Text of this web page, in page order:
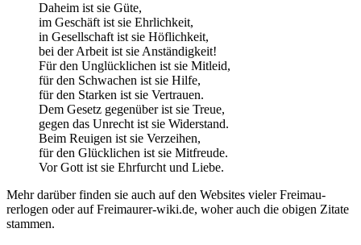
Daheim ist sie Güte,
im Geschäft ist sie Ehrlichkeit,
in Gesellschaft ist sie Höflichkeit,
bei der Arbeit ist sie Anständigkeit!
Für den Unglücklichen ist sie Mitleid,
für den Schwachen ist sie Hilfe,
für den Starken ist sie Vertrauen.
Dem Gesetz gegenüber ist sie Treue,
gegen das Unrecht ist sie Widerstand.
Beim Reuigen ist sie Verzeihen,
für den Glücklichen ist sie Mitfreude.
Vor Gott ist sie Ehrfurcht und Liebe.
Mehr darüber finden sie auch auf den Websites vieler Freimau­
rerlogen oder auf Freimaurer-wiki.de, woher auch die obigen Zitate
stammen.